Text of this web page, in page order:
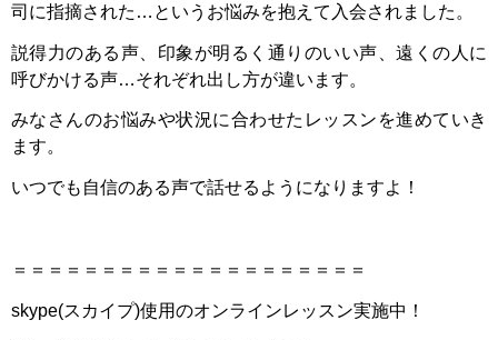
司に指摘された…というお悩みを抱えて入会されました。
説得力のある声、印象が明るく通りのいい声、遠くの人に
呼びかける声…それぞれ出し方が違います。
みなさんのお悩みや状況に合わせたレッスンを進めていき
ます。
いつでも自信のある声で話せるようになりますよ！
＝＝＝＝＝＝＝＝＝＝＝＝＝＝＝＝＝＝＝＝
skype(スカイプ)使用のオンラインレッスン実施中！